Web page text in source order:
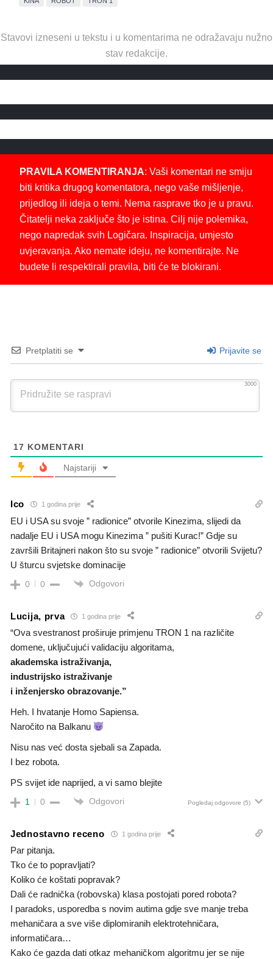
Stavovi izneseni u tekstu i u komentarima ne odražavaju nužno
stav redakcije.
PRAVILA KOMENTIRANJA: Vaši komentari ne smiju
biti kritika drugog komentatora, nego vaše mišljenje,
prijedlog ili ideja o temi. Nema rasprave tko je u pravu.
Čitatelji neka zaključe što je istina. Cilj nije polemika,
nego napredak svih Logičara. Inspiracija, umjesto
uvjeravanja. Ako nemate ideju, ne komentirajte. Ne
budete li respektirali pravila, biti će te blokirani.
Pretplatiti se Prijavite se
3000
17 KOMENTARI
Najstariji
Ico 1 godina prije
EU i USA su svoje ” radionice” otvorile Kinezima, slijedi da
nadalje EU i USA mogu Kinezima ” pušiti Kurac!” Gdje su
završili Britajneri nakon što su svoje ” radionice” otvorili Svijetu?
U šturcu svjetske dominacije
0 0 Odgovori
Lucija, prva 1 godina prije
“Ova svestranost proširuje primjenu TRON 1 na različite
domene, uključujući validaciju algoritama,
akademska istraživanja,
industrijsko istraživanje
i inženjersko obrazovanje.”
Heh. I hvatanje Homo Sapiensa.
Naročito na Balkanu
Nisu nas već dosta sjebali sa Zapada.
I bez robota.
PS svijet ide naprijed, a vi samo blejite
1 0 Odgovori Pogledaj odgovore (5)
Jednostavno receno 1 godina prije
Par pitanja.
Tko će to popravljati?
Koliko će koštati popravak?
Dali će radnička (robovska) klasa postojati pored robota?
I paradoks, usporedba s novim autima gdje sve manje treba
mehaničara a sve više diplomiranih elektrotehničara,
informatičara…
Kako će gazda dati otkaz mehaničkom algoritmu jer se nije